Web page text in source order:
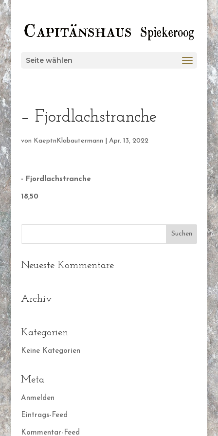
Seite wählen
– Fjordlachstranche
von KaeptnKlabautermann Apr. 13, 2022
- Fjordlachstranche
18,50
Neueste Kommentare
Archiv
Kategorien
Keine Kategorien
Meta
Anmelden
Eintrags-Feed
Kommentar-Feed